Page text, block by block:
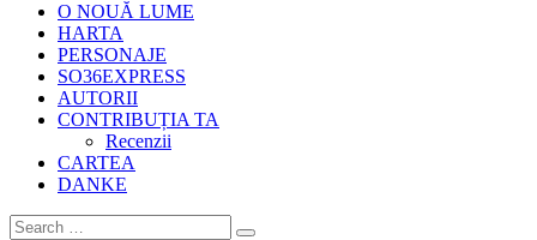
O NOUĂ LUME
HARTA
PERSONAJE
SO36EXPRESS
AUTORII
CONTRIBUȚIA TA
Recenzii
CARTEA
DANKE